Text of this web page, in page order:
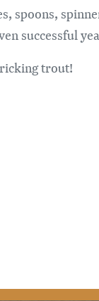
spoons,
successful
trout!